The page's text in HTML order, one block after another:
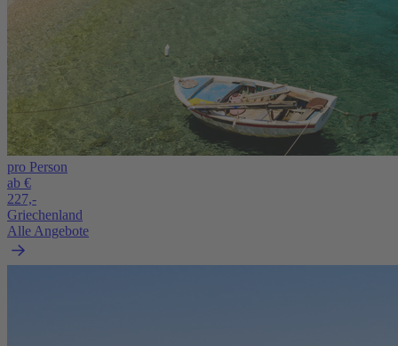
pro Person
ab €
227,-
Griechenland
Alle Angebote